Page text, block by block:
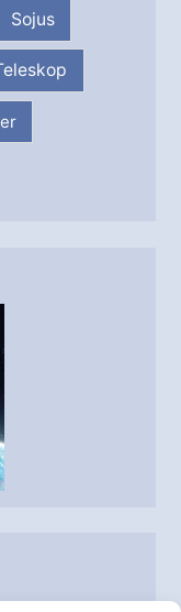
Sojus